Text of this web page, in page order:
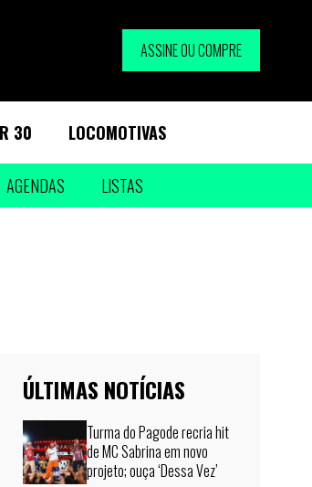
ASSINE OU COMPRE
30 LOCOMOTIVAS
AGENDAS LISTAS
ÚLTIMAS NOTÍCIAS
Turma do Pagode recria hit
de MC Sabrina em novo
projeto; ouça ‘Dessa Vez’